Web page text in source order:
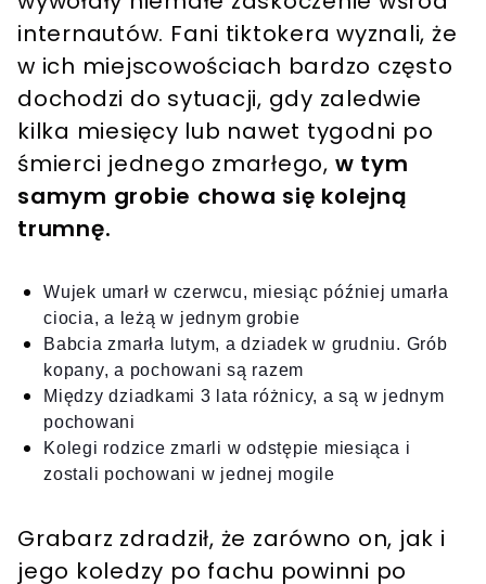
internautów. Fani tiktokera wyznali, że
w ich miejscowościach bardzo często
dochodzi do sytuacji, gdy zaledwie
kilka miesięcy lub nawet tygodni po
śmierci jednego zmarłego, w tym
samym grobie chowa się kolejną
trumnę.
Wujek umarł w czerwcu, miesiąc później umarła
ciocia, a leżą w jednym grobie
Babcia zmarła lutym, a dziadek w grudniu. Grób
kopany, a pochowani są razem
Między dziadkami 3 lata różnicy, a są w jednym
pochowani
Kolegi rodzice zmarli w odstępie miesiąca i
zostali pochowani w jednej mogile
Grabarz zdradził, że zarówno on, jak i
jego koledzy po fachu powinni po